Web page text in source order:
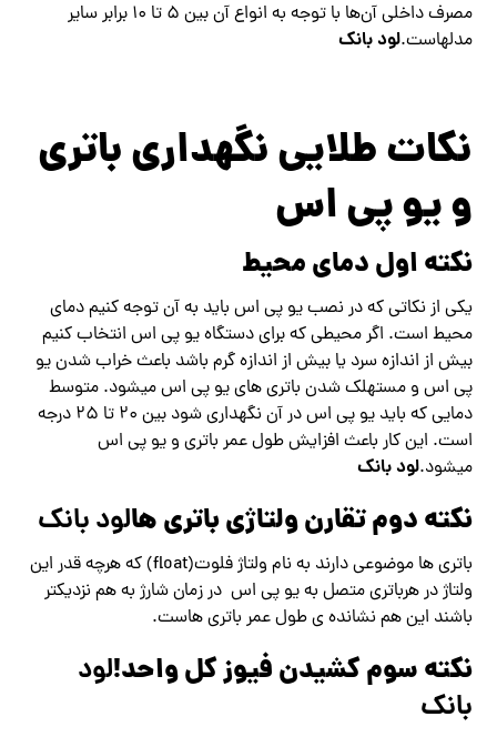
مصرف داخلی آن‌ها با توجه به انواع آن بین ۵ تا ۱۰ برابر سایر
مدلهاست.لود بانک
نکات طلایی نگهداری باتری
و یو پی اس
نکته اول دمای محیط
یکی از نکاتی که در نصب یو پی اس باید به آن توجه کنیم دمای
محیط است. اگر محیطی که برای دستگاه یو پی اس انتخاب کنیم
بیش از اندازه سرد یا بیش از اندازه گرم باشد باعث خراب شدن یو
پی اس و مستهلک شدن باتری های یو پی اس میشود. متوسط
دمایی که باید یو پی اس در آن نگهداری شود بین ۲۰ تا ۲۵ درجه
است. این کار باعث افزایش طول عمر باتری و یو پی اس
میشود.لود بانک
نکته دوم تقارن ولتاژی باتری هالود بانک
باتری ها موضوعی دارند به نام ولتاژ فلوت(float) که هرچه قدر این
ولتاژ در هرباتری متصل به یو پی اس در زمان شارژ به هم نزدیکتر
باشند این هم نشانده ی طول عمر باتری هاست.
نکته سوم کشیدن فیوز کل واحد!لود
بانک